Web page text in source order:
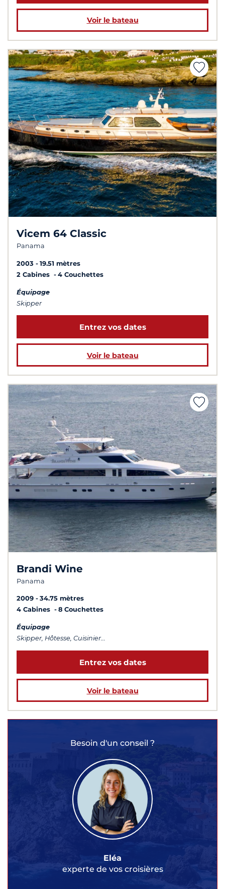
Voir le bateau
Vicem 64 Classic
Panama
2003
19.51 mètres
2 Cabines
4 Couchettes
Équipage
Skipper
Entrez vos dates
Voir le bateau
Brandi Wine
Panama
2009
34.75 mètres
4 Cabines
8 Couchettes
Équipage
Skipper, Hôtesse, Cuisinier...
Entrez vos dates
Voir le bateau
Besoin d'un conseil ?
Eléa
experte de vos croisières